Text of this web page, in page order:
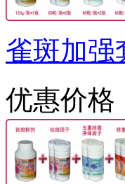
雀斑加强
优惠价格